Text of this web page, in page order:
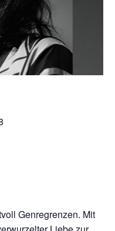
Genregrenzen. Mit